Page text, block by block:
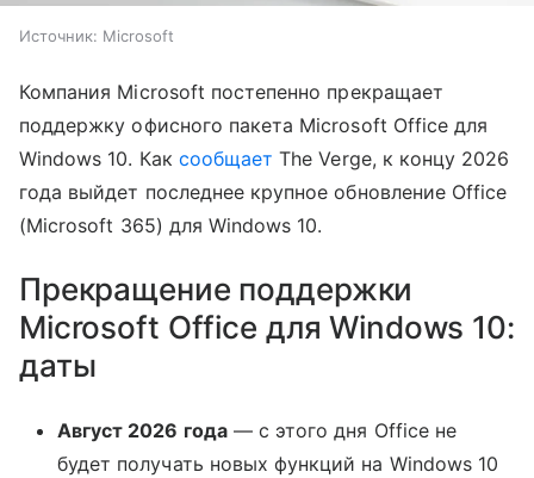
Источник: Microsoft
Компания Microsoft постепенно прекращает
поддержку офисного пакета Microsoft Office для
Windows 10. Как сообщает The Verge, к концу 2026
года выйдет последнее крупное обновление Office
(Microsoft 365) для Windows 10.
Прекращение поддержки
Microsoft Office для Windows 10:
даты
Август 2026 года— с этого дня Office не
будет получать новых функций на Windows 10